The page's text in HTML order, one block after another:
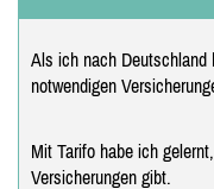
Als ich nach Deutschland
notwendigen
Mit Tarifo habe ich
Versicherungen gibt.